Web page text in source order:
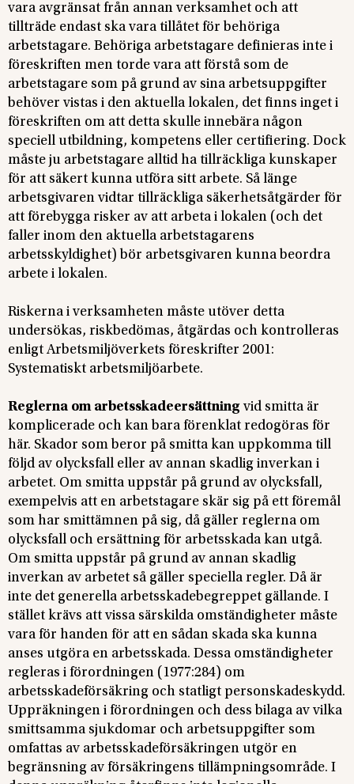
vara avgränsat från annan verksamhet och att
tillträde endast ska vara tillåtet för behöriga
arbetstagare. Behöriga arbetstagare definieras inte i
föreskriften men torde vara att förstå som de
arbetstagare som på grund av sina arbetsuppgifter
behöver vistas i den aktuella lokalen, det finns inget i
föreskriften om att detta skulle innebära någon
speciell utbildning, kompetens eller certifiering. Dock
måste ju arbetstagare alltid ha tillräckliga kunskaper
för att säkert kunna utföra sitt arbete. Så länge
arbetsgivaren vidtar tillräckliga säkerhetsåtgärder för
att förebygga risker av att arbeta i lokalen (och det
faller inom den aktuella arbetstagarens
arbetsskyldighet) bör arbetsgivaren kunna beordra
arbete i lokalen.
Riskerna i verksamheten måste utöver detta
undersökas, riskbedömas, åtgärdas och kontrolleras
enligt Arbetsmiljöverkets föreskrifter 2001:
Systematiskt arbetsmiljöarbete.
Reglerna om arbetsskadeersättning vid smitta är
komplicerade och kan bara förenklat redogöras för
här. Skador som beror på smitta kan uppkomma till
följd av olycksfall eller av annan skadlig inverkan i
arbetet. Om smitta uppstår på grund av olycksfall,
exempelvis att en arbetstagare skär sig på ett föremål
som har smittämnen på sig, då gäller reglerna om
olycksfall och ersättning för arbetsskada kan utgå.
Om smitta uppstår på grund av annan skadlig
inverkan av arbetet så gäller speciella regler. Då är
inte det generella arbetsskadebegreppet gällande. I
stället krävs att vissa särskilda omständigheter måste
vara för handen för att en sådan skada ska kunna
anses utgöra en arbetsskada. Dessa omständigheter
regleras i förordningen (1977:284) om
arbetsskadeförsäkring och statligt personskadeskydd.
Uppräkningen i förordningen och dess bilaga av vilka
smittsamma sjukdomar och arbetsuppgifter som
omfattas av arbetsskadeförsäkringen utgör en
begränsning av försäkringens tillämpningsområde. I